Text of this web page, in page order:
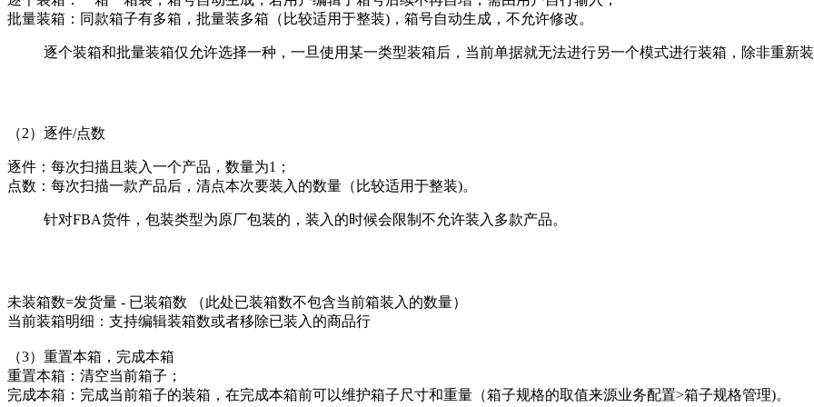
批量装箱：同款箱子有多箱，批量装多箱（比较适用于整装)，箱号自动生成，不允许修改。
逐个装箱和批量装箱仅允许选择一种，一旦使用某一类型装箱后，当前单据就无法进行另一个模式进行装箱，除非重新
（2）逐件/点数
逐件：每次扫描且装入一个产品，数量为1；
点数：每次扫描一款产品后，清点本次要装入的数量（比较适用于整装)。
针对FBA货件，包装类型为原厂包装的，装入的时候会限制不允许装入多款产品。
未装箱数=发货量 - 已装箱数 （此处已装箱数不包含当前箱装入的数量）
当前装箱明细：支持编辑装箱数或者移除已装入的商品行
（3）重置本箱，完成本箱
重置本箱：清空当前箱子；
完成本箱：完成当前箱子的装箱，在完成本箱前可以维护箱子尺寸和重量（箱子规格的取值来源业务配置>箱子规格管理)。